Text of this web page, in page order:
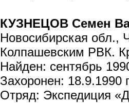
КУЗНЕЦОВ Семен
Новосибирская обл.,
Колпашевским РВК.
Найден: сентябрь
Захоронен: 18.9.1990
Отряд: Экспедиция